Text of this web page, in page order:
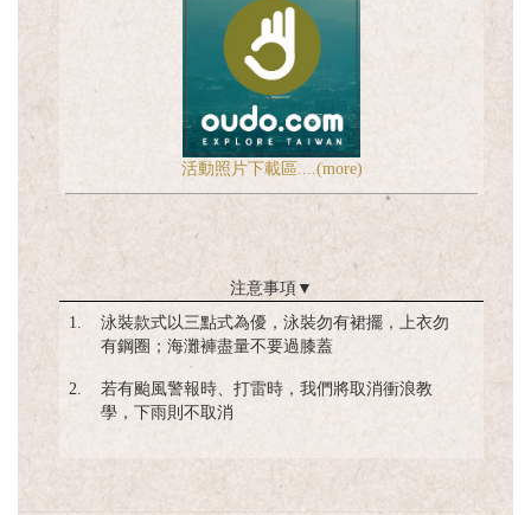
活動照片下載區....(more)
注意事項 ▼
1.
泳裝款式以三點式為優，泳裝勿有裙擺，上衣勿
有鋼圈；海灘褲盡量不要過膝蓋
2.
若有颱風警報時、打雷時，我們將取消衝浪教
學，下雨則不取消